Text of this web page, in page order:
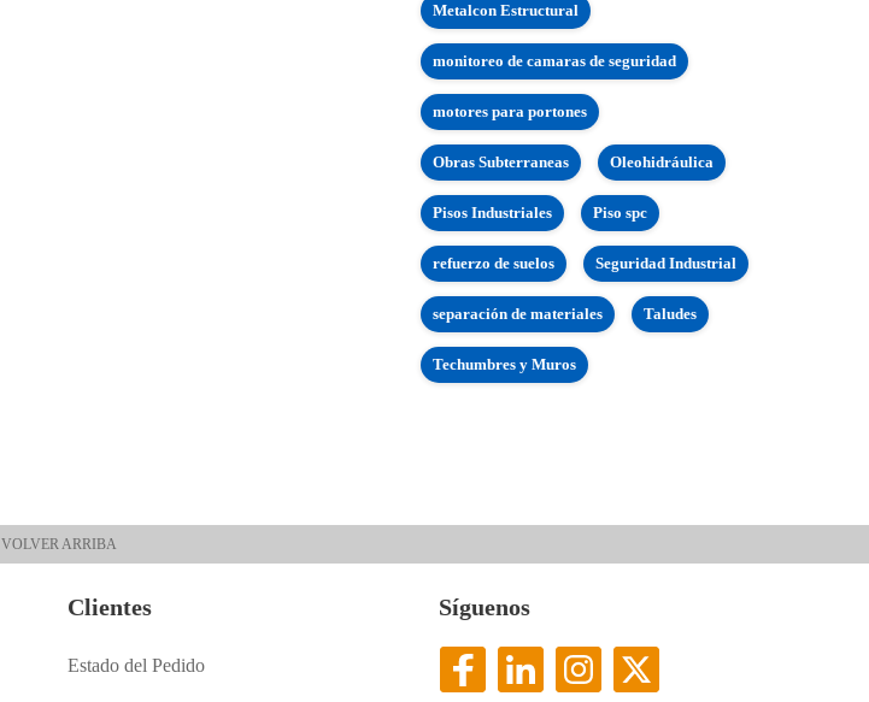
Metalcon Estructural
monitoreo de camaras de seguridad
motores para portones
Obras Subterraneas Oleohidráulica
Pisos Industriales Piso spc
refuerzo de suelos Seguridad Industrial
separación de materiales Taludes
Techumbres y Muros
VOLVER ARRIBA
Clientes
Estado del Pedido
Síguenos